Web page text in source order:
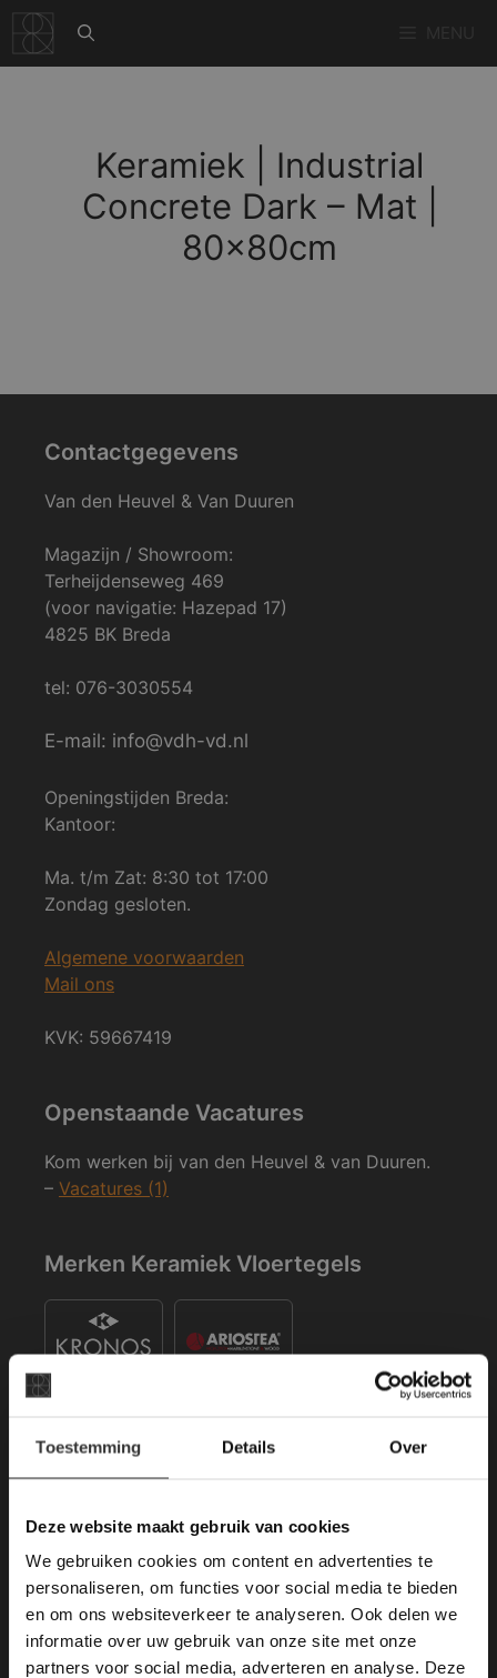
Toestemming Details Over
Deze website maakt gebruik van cookies
We gebruiken cookies om content en advertenties te
personaliseren, om functies voor social media te bieden
en om ons websiteverkeer te analyseren. Ook delen we
informatie over uw gebruik van onze site met onze
partners voor social media, adverteren en analyse. Deze
naar
de
Keramiek | Industrial
Concrete Dark – Mat |
80x80cm
Contactgegevens
Van den Heuvel & Van Duuren
Magazijn / Showroom:
Terheijdenseweg 469
(voor navigatie: Hazepad 17)
4825 BK Breda
tel: 076-3030554
E-mail: info@vdh-vd.nl
Openingstijden Breda:
Kantoor:
Ma. t/m Zat: 8:30 tot 17:00
Zondag gesloten.
Algemene voorwaarden
Mail ons
KVK: 59667419
Openstaande Vacatures
Kom werken bij van den Heuvel & van Duuren.
– Vacatures (1)
Merken Keramiek Vloertegels
Merken Glasmozaïek
Deze website maakt
gebruik van cookies.
This Cookie Banner was deleted and is no
longer working. Please contact the website
administrator.
Deze website gebruikt cookies om de
gebruikerservaring te verbeteren. Door
gebruik te maken van onze website geeft u
toestemming voor alle cookies in
overeenstemming met ons cookiebeleid.Lees